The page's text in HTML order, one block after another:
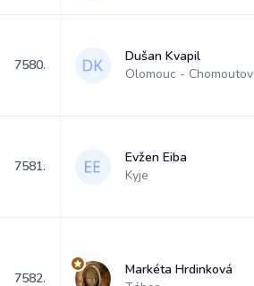
7580.
Dušan Kvapil
Olomouc - Chomoutov
7581.
Evžen Eiba
Kyje
7582.
Markéta Hrdinková